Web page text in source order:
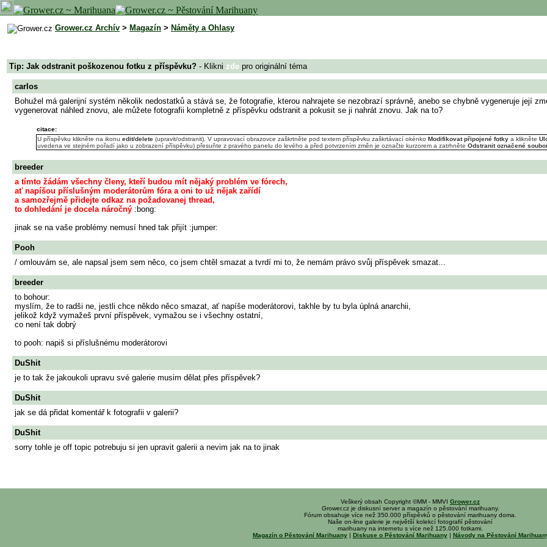
Grower.cz Archív > Magazín > Náměty a Ohlasy
Tip: Jak odstranit poškozenou fotku z příspěvku? - Klikni zde pro originální téma
carlos
Bohužel má galerijní systém několik nedostatků a stává se, že fotografie, kterou nahrajete se nezobrazí správně, anebo se chybně vygeneruje její
vygenerovat náhled znovu, ale můžete fotografii kompletně z příspěvku odstranit a pokusit se ji nahrát znovu. Jak na to?
citace:
U příspěvku klikněte na ikonu edit/delete(upravit/odstranit). V upravovací obrazovce zaškrtněte pod textem příspěvku zaškrtávací okénko Modifikovat připojené fotkya klikněte
uvedena ve stejném pořadí jako u zobrazení příspěvku) přesuňte z pravého panelu do levého a před potvrzením změn je označte kurzorem a zatrhněte Odstranit označené
breeder
a tímto žádám všechny členy, kteří budou mít nějaký problém ve fórech,
ať napíšou příslušným moderátorům fóra a oni to už nějak zařídí
a samozřejmě přidejte odkaz na požadovanej thread,
to dohledání je docela náročný :bong:
jinak se na vaše problémy nemusí hned tak přijít :jumper:
Pooh
/ omlouvám se, ale napsal jsem sem něco, co jsem chtěl smazat a tvrdí mi to, že nemám právo svůj příspěvek smazat...
breeder
to bohour:
myslím, že to radši ne, jestli chce někdo něco smazat, ať napíše moderátorovi, takhle by tu byla úplná anarchii,
jelikož když vymažeš první příspěvek, vymažou se i všechny ostatní,
co není tak dobrý
to pooh: napiš si příslušnému moderátorovi
DuShit
je to tak že jakoukoli upravu své galerie musim dělat přes příspěvek?
DuShit
jak se dá přidat komentář k fotografii v galerii?
DuShit
sorry tohle je off topic potrebuju si jen upravit galerii a nevim jak na to jinak
Veškerý obsah Copyright ©MM - MMVI Grower.cz
Grower.cz je diskusní server a magazín o pěstování marihuany.
Fórum obsahuje více než 350.000 příspěvků o pěstování marihuany doma.
Naše on-line galerie je největší kolekcí fotografií pěstování
marihuany na internetu s více než 125.000 fotkami.
Magazín o Pěstování Marihuany| Diskuse o Pěstování Marihuany| Návody na Pěstování